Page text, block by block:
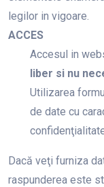
legilor in vigoare.
ACCES
Accesul in
liber si nu
Utilizarea
de date cu
Dacă veţi furniza
raspunderea este